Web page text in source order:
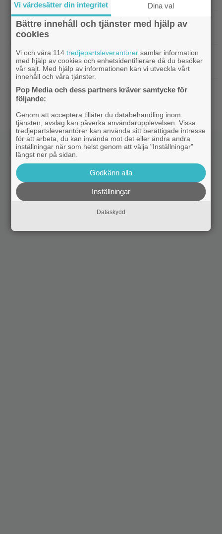
Kommande filmer |Nu vet vi vem som spelar
skurken Ganondorf i ”The Legend of Zelda”
Casting|Jim Carrey klar för ny långfilm –
baserad på älskad animerad serie
Casting|Från ”Heartstopper” till ”X-Men”? Kit
Connor kan bli nye Cyclops
Vi värdesätter din integritet Dina val
Bättre innehåll och tjänster med hjälp av
cookies
Vi och våra 114tredjepartsleverantörer samlar information
med hjälp av cookies och enhetsidentifierare då du besöker
vår sajt. Med hjälp av informationen kan vi utveckla vårt
innehåll och våra tjänster.
Pop Media och dess partners kräver samtycke för
följande:
Genom att acceptera tillåter du databehandling inom
tjänsten, avslag kan påverka användarupplevelsen. Vissa
tredjepartsleverantörer kan använda sitt berättigade intresse
för att arbeta, du kan invända mot det eller ändra andra
inställningar när som helst genom att välja "Inställningar"
längst ner på sidan.
Godkänn alla
Inställningar
Dataskydd